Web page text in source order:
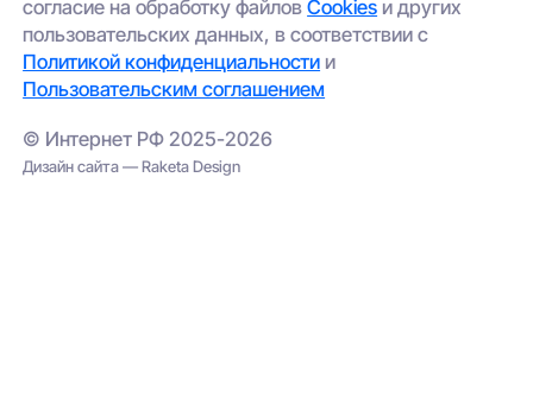
проверить соседние адреса — иногда
сеть проведена в соседнем корпусе.
согласие на обработку файловCookies и других
пользовательских данных, в соответствии с
Политикой конфиденциальности и
Пользовательским соглашением
© Интернет РФ 2025-2026
Дизайн сайта — Raketa Design